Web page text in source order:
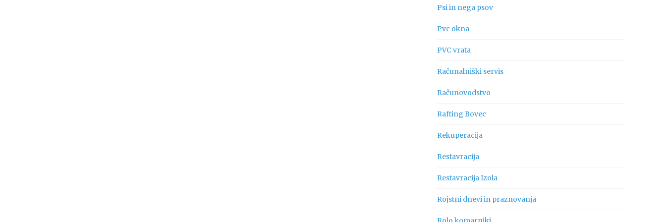
Psi in nega psov
Pvc okna
PVC vrata
Računalniški servis
Računovodstvo
Rafting Bovec
Rekuperacija
Restavracija
Restavracija Izola
Rojstni dnevi in praznovanja